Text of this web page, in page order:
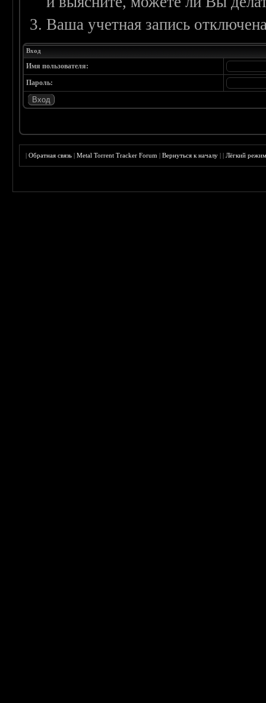
Ваша учетная запись
Вход
Имя пользователя:
Пароль:
|Обратная связь |Metal Torrent Tracker Forum |Вернуться к началу ||Лёгкий